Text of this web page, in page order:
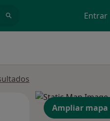
Entrar
Qui,
Ampliar mapa